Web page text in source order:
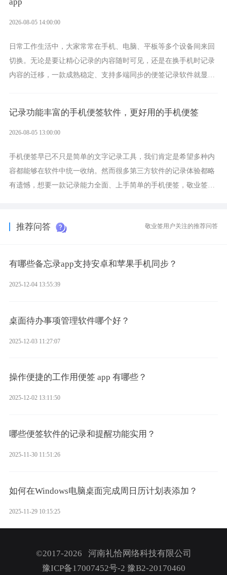
app
2026-08-05 14:00:00
日常工作生活中，大家常常在手机、电脑、平板等多个设备间来回
切换。无论是要让精心记录的内容随时可见，还是在换手机时记录
内容的迁移，一款成熟稳定、支持多端同步的便签记录软件就显得
记录功能丰富的手机便签软件，更好用的手机便签
2026-08-05 13:00:00
手机便签早已不只是简单的文字记录工具，我们肯定是希望多种内
容都能够在软件中统一收纳。然而很多第三方软件的记录体验都略
有遗憾，想要一款记录能力全面、上手简单的手机便签，敬业签是
推荐问答 敬业签用户关注的推荐问答
有哪些备忘录app支持安卓和苹果手机同步？
2025-12-04 13:55:39
桌面待办事项管理软件哪个好？
2025-12-03 11:27:07
操作便捷的工作用便签 app 有哪些？
2025-12-02 13:11:50
哪些便签软件的记录和提醒功能实用？
2025-11-30 11:51:26
如何在Windows电脑桌面完成周日历计划表添加？
2025-11-29 10:15:25
©2017-2026 河南礼恰网络科技有限公司
豫ICP备17007452号-2 豫B2-20170460